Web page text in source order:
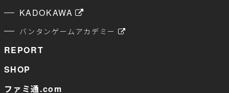
KADOKAWA
バンタンゲームアカデミー
REPORT
SHOP
ファミ通.com